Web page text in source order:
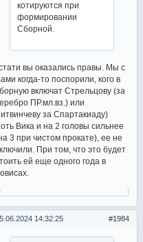
котируются при
формировании
Сборной.
вы оказались правы. Мы с
когда-то поспорили, кого в
включат Стрельцову (за
ПР.мл.вз.) или
за Спартакиаду)
Вика и на 2 головы сильнее
3 при чистом прокате), ее не
При том, что это будет
ей еще одного года в
1984
14:32:25